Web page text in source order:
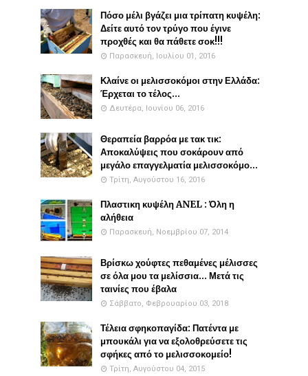
Πόσο μέλι βγάζει μια τρίπατη κυψέλη:
Δείτε αυτό τον τρύγο που έγινε
προχθές και θα πάθετε σοκ!!!
Παρασκευή, Ιουλίου 01, 2016
Κλαίνε οι μελισσοκόμοι στην Ελλάδα:
Έρχεται το τέλος...
Δευτέρα, Ιουνίου 06, 2016
Θεραπεία βαρρόα με τακ τικ:
Αποκαλύψεις που σοκάρουν από
μεγάλο επαγγελματία μελισσοκόμο...
Τρίτη, Αυγούστου 16, 2016
Πλαστικη κυψέλη ANEL : Όλη η
αλήθεια
Παρασκευή, Νοεμβρίου 07, 2014
Βρίσκω χούφτες πεθαμένες μέλισσες
σε όλα μου τα μελίσσια... Μετά τις
ταινίες που έβαλα
Σάββατο, Φεβρουαρίου 03, 2018
Τέλεια σφηκοπαγίδα: Πατέντα με
μπουκάλι για να εξολοθρεύσετε τις
σφήκες από το μελισσοκομείο!
Τρίτη, Αυγούστου 04, 2015